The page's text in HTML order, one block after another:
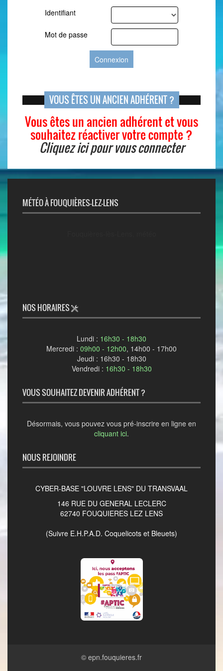
Identifiant
Mot de passe
VOUS ÊTES UN ANCIEN ADHÉRENT ?
Vous êtes un ancien adhérent et vous
souhaitez réactiver votre compte ?
Cliquez ici pour vous connecter
MÉTÉO À FOUQUIÈRES-LEZ-LENS
NOS HORAIRES
Lundi : 16h30 - 18h30
Mercredi : 09h00 - 12h00, 14h00 - 17h00
Jeudi : 16h30 - 18h30
Vendredi : 16h30 - 18h30
VOUS SOUHAITEZ DEVENIR ADHÉRENT ?
Désormais, vous pouvez vous pré-inscrire en ligne en
cliquant ici.
NOUS REJOINDRE
CYBER-BASE "LOUVRE LENS" DU TRANSVAAL
146 RUE DU GENERAL LECLERC
62740 FOUQUIERES LEZ LENS
(Suivre E.H.P.A.D. Coquelicots et Bleuets)
© epn.fouquieres.fr